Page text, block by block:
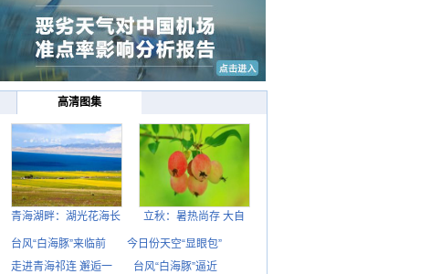
高清图集
青海湖畔：湖光花海长 立秋：暑热尚存 大自
台风“白海豚”来临前
今日份天空“显眼包”
走进青海祁连 邂逅一
台风“白海豚”逼近